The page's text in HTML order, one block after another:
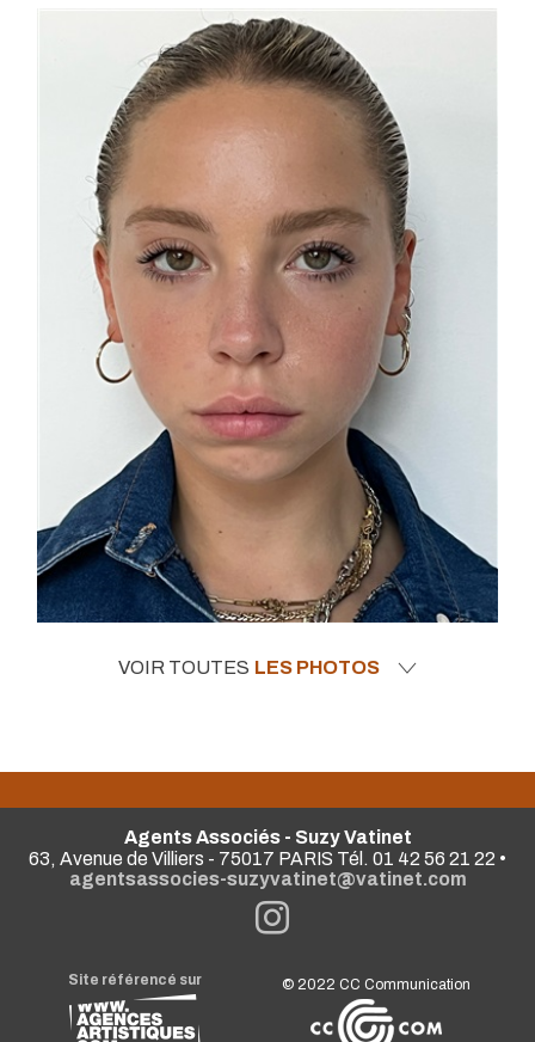
VOIR TOUTES LES PHOTOS
Agents Associés - Suzy Vatinet
63, Avenue de Villiers - 75017 PARIS Tél. 01 42 56 21 22 •
agentsassocies-suzyvatinet@vatinet.com
Site référencé sur © 2022CC Communication